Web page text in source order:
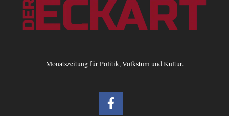
Monatszeitung für Politik, Volkstum und Kultur.
F
a